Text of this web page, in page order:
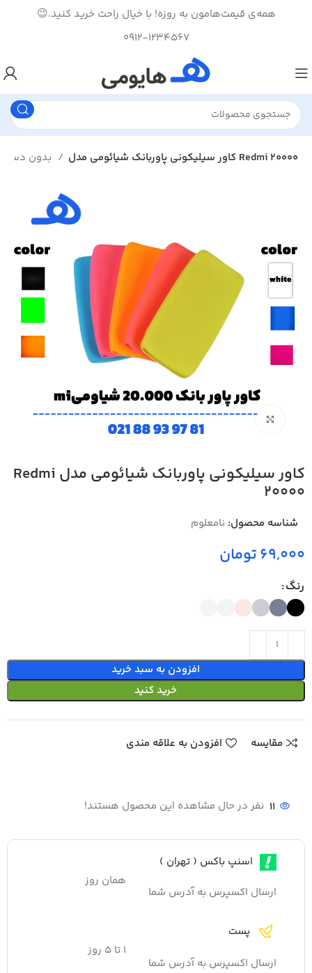
همه‌ی قیمت‌هامون به روزه! با خیال راحت خرید کنید.😉
0912-1234567
کاور سیلیکونی پاوربانک شیائومی مدل Redmi 20000
بزرگنمایی تصویر
کاور سیلیکونی پاوربانک شیائومی مدل Redmi
20000
شناسه محصول: نامعلوم
تومان
رنگ
افزودن به سبد خرید
خرید کنید
مقایسه افزودن به علاقه مندی
11 نفر در حال مشاهده این محصول هستند!
اسنپ باکس ( تهران )
ارسال اکسپرس به آدرس شما
همان روز
پست
ارسال اکسپرس به آدرس شما
۱ تا ۵ روز